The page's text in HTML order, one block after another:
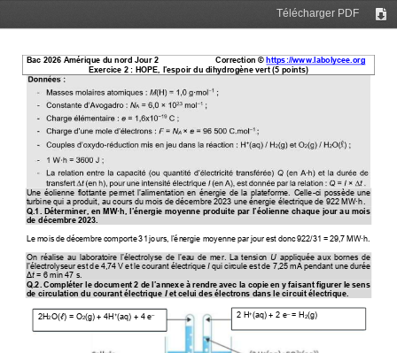
Télécharger PDF
Bac 2026 Amérique du nord Jour 2 Correction © https://www.labolycee.org
Exercice 2 : HOPE, l’espoir du dihydrogène vert (5 points)
Une éolienne flottante permet l’alimentation en énergie de la plateforme. Celle-ci  possède  une
turbine qui a produit, au cours du mois de décembre 2023 une énergie électrique de 922 MW·h.
Q.1. Déterminer, en MW·h, l’énergie moyenne produite par l’éolienne chaque jour au mois
de décembre 2023.
Le mois de décembre comporte 31 jours, l’énergie moyenne par jour est donc 922/31 = 29,7 MW·h.
On réalise au laboratoire l’électrolyse de l’eau de mer. La tension U appliquée  aux  bornes  de
l’électrolyseur est de 4,74 V et le courant électrique I qui circule est de 7,25 mA pendant une durée
Δt = 6 min 47 s.
Q.2. Compléter le document 2 de l’annexe à rendre avec la copie en y faisant figurer le sens
de circulation du courant électrique I et celui des électrons dans le circuit électrique.
2H2O(ℓ) = O2(g) + 4H+(aq) + 4 e– 2 H+(aq) + 2 e = H2(g)